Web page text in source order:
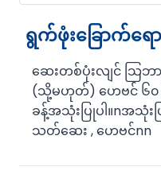
ရွက်ဖုံးခြောက်ရော
ဆေးတစ်ပုံးလျင် သြဘ
(သို့မဟုတ်) ဟေဗင် ၆၀
ခန့်အသုံးပြုပါ။nအသုံး
သတ်ဆေး , ဟေဗင်nn